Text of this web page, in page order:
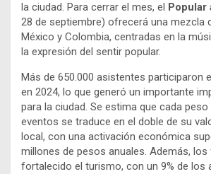
la ciudad. Para cerrar el mes, el Popular
28 de septiembre) ofrecerá una mezcla
México y Colombia, centradas en la
la expresión del sentir popular.
Más de 650.000 asistentes participaron
en 2024, lo que generó un importante
para la ciudad. Se estima que cada
eventos se traduce en el doble de su
local, con una activación económica
millones de pesos anuales. Además,
fortalecido el turismo, con un 9% de los